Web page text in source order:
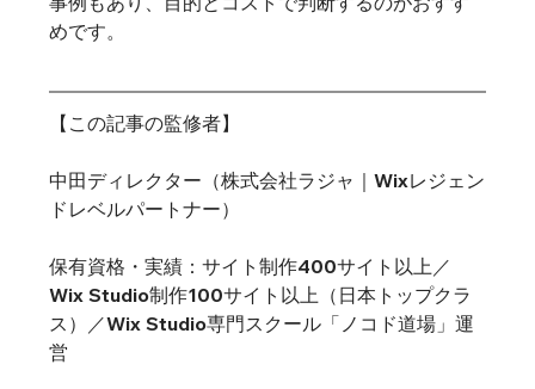
めです。
【この記事の監修者】
中田ディレクター（株式会社ラジャ｜Wixレジェン
ドレベルパートナー）
保有資格・実績：サイト制作400サイト以上／
Wix Studio制作100サイト以上（日本トップクラ
ス）／Wix Studio専門スクール「ノコド道場」運
営